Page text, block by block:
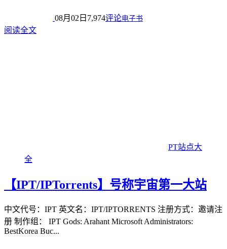
08月02日 7,974评论电子书
阅读全文
PT站点大
全
【IPT/IPTorrents】号称宇宙第一大站
中文代号：IPT 英文名：IPT/IPTORRENTS 注册方式：邀请注
册 制作组： IPT Gods: Arahant Microsoft Administrators:
BestKorea Buc...